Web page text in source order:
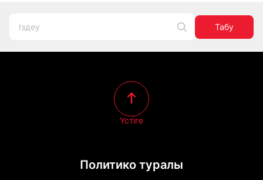
Табу
Политико туралы
Үстіге